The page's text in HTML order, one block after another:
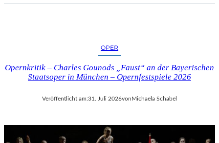
OPER
Opernkritik – Charles Gounods „Faust“ an der Bayerischen
Staatsoper in München – Opernfestspiele 2026
Veröffentlicht am:31. Juli 2026vonMichaela Schabel